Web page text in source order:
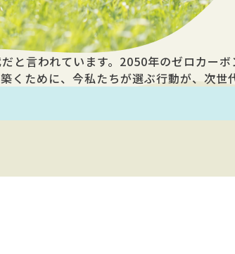
言われています。2050年のゼロカーボ
ために、今私たちが選ぶ行動が、次世